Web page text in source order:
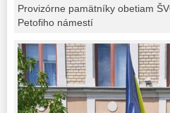
Provizórne pamätníky obetiam
Petofiho námestí